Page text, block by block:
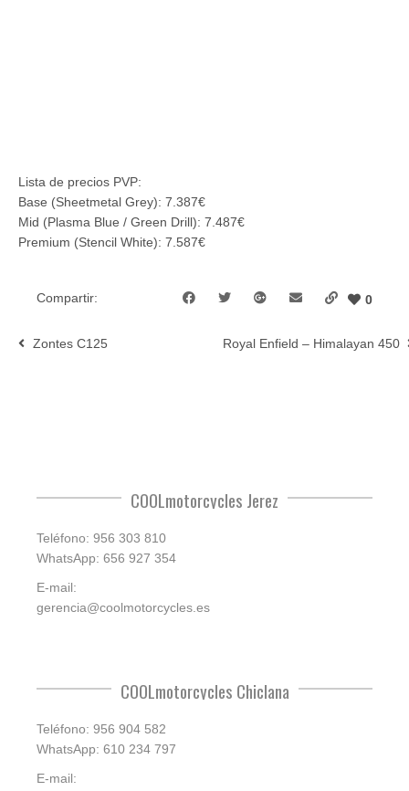
Lista de precios PVP:
Base (Sheetmetal Grey): 7.387€
Mid (Plasma Blue / Green Drill): 7.487€
Premium (Stencil White): 7.587€
Compartir: 0
Zontes C125 Royal Enfield – Himalayan 450
COOLmotorcycles Jerez
Teléfono: 956 303 810
WhatsApp: 656 927 354
E-mail:
gerencia@coolmotorcycles.es
COOLmotorcycles Chiclana
Teléfono: 956 904 582
WhatsApp: 610 234 797
E-mail: